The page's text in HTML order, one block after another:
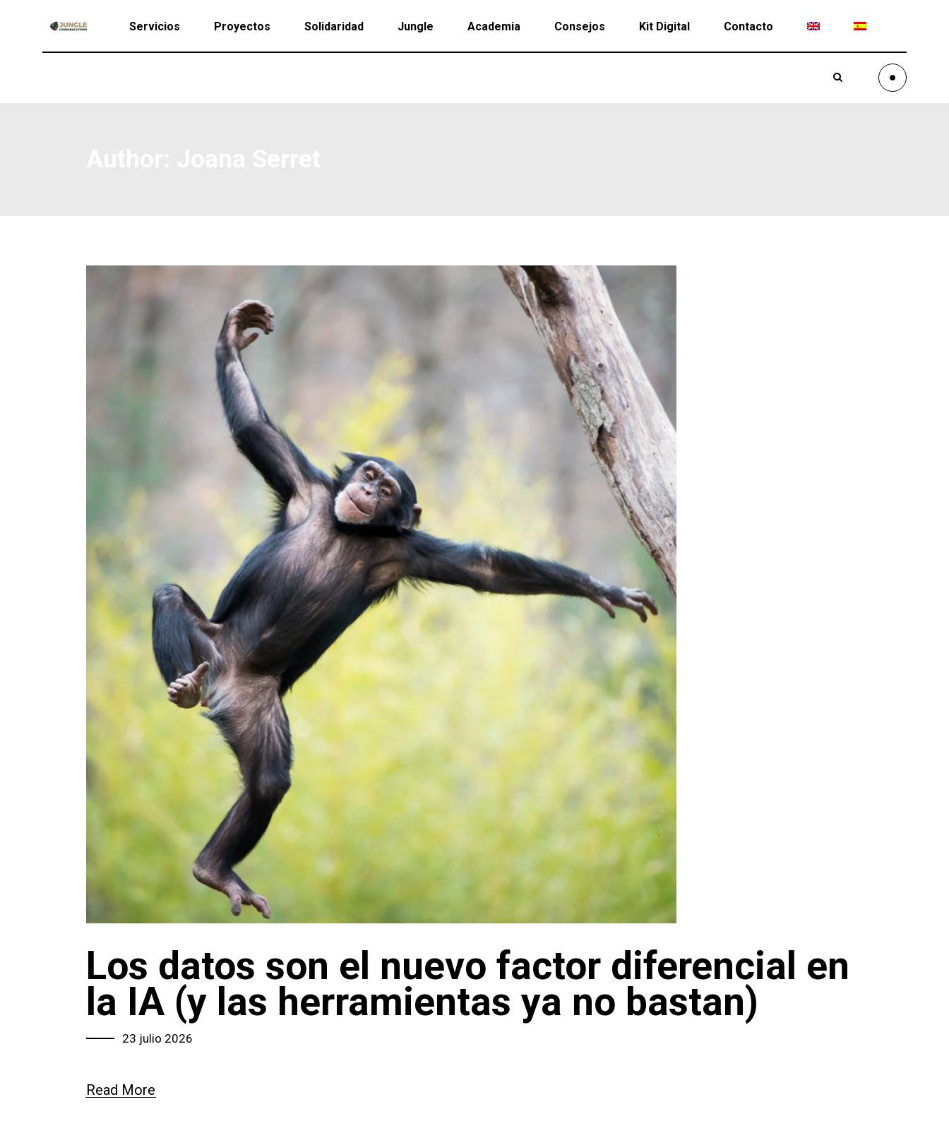
Servicios Proyectos Solidaridad Jungle Academia Consejos Kit Digital Contacto
Los datos son el nuevo factor diferencial en
la IA (y las herramientas ya no bastan)
23 julio 2026
Read More